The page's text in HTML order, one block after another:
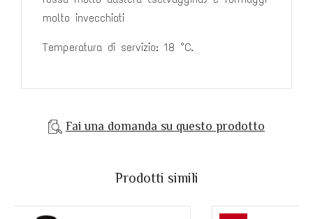
molto invecchiati
Temperatura di servizio: 18 °C.
Fai una domanda su questo prodotto
Prodotti simili